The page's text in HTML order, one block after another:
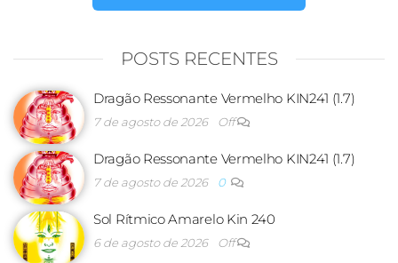
POSTS RECENTES
Dragão Ressonante Vermelho KIN241 (1.7)
7 de agosto de 2026 Off
Dragão Ressonante Vermelho KIN241 (1.7)
7 de agosto de 2026 0
Sol Rítmico Amarelo Kin 240
6 de agosto de 2026 Off